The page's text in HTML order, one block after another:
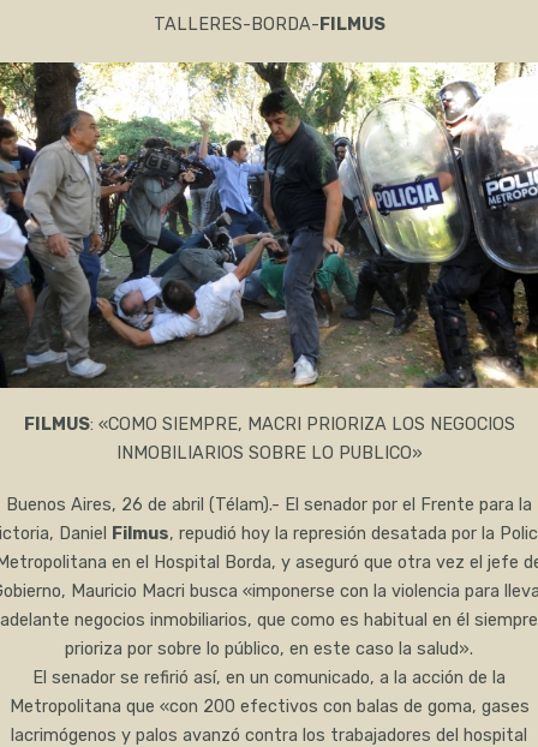
TALLERES-BORDA- FILMUS
FILMUS: «COMO SIEMPRE, MACRI PRIORIZA LOS NEGOCIOS
INMOBILIARIOS SOBRE LO PUBLICO»
Buenos Aires, 26 de abril (Télam).- El senador por el Frente para la
Daniel
Filmus, repudió hoy la represión desatada por la
en el Hospital Borda, y aseguró que otra vez el jefe
Mauricio Macri busca «imponerse con la violencia para
adelante negocios inmobiliarios, que como es habitual en él siempre
prioriza por sobre lo público, en este caso la salud».
El senador se refirió así, en un comunicado, a la acción de la
Metropolitana que «con 200 efectivos con balas de goma, gases
lacrimógenos y palos avanzó contra los trabajadores del hospital